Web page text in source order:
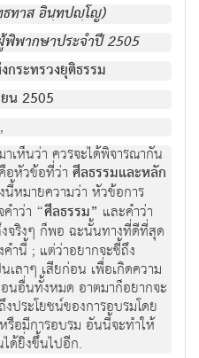
ทาส อินฺทปญฺโญ)
พากษาประจำปี 2505
ระทรวงยุติธรรม
น 2505
เห็นว่า ควรจะได้พิจารณากัน
อหัวข้อที่ว่า ศีลธรรมและหลัก
นี้หมายความว่า หัวข้อการ
ำว่า “ศีลธรรม” และคำว่า
จริงๆ ก็พอ ฉะนั้นทางที่ดีที่สุด
คำนี้ ; แต่ว่าอยากจะชี้ถึง
ลาๆ เสียก่อน เพื่อเกิดความ
นอื่นทั้งหมด อาตมาก็อยากจะ
ระโยชน์ของการอบรมโดย
รือมีการอบรม อันนี้จะทำให้
ด้ยิ่งขึ้นไปอีก.